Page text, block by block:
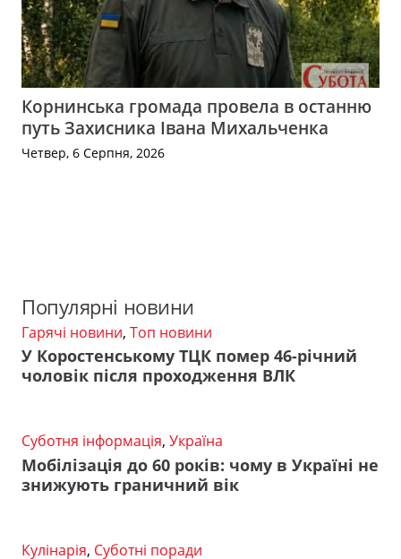
Корнинська громада провела в останню
путь Захисника Івана Михальченка
Четвер, 6 Серпня, 2026
Популярні новини
Гарячі новини, Топ новини
У Коростенському ТЦК помер 46-річний
чоловік після проходження ВЛК
Суботня інформація, Україна
Мобілізація до 60 років: чому в Україні не
знижують граничний вік
Кулінарія, Суботні поради